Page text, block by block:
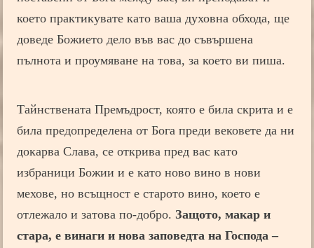
което практикувате като ваша духовна обхода, ще
доведе Божието дело във вас до съвършена
пълнота и проумяване на това, за което ви пиша.
Тайнствената Премъдрост, която е била скрита и е
била предопределена от Бога преди вековете да ни
докарва Слава, се открива пред вас като
избраници Божии и е като ново вино в нови
мехове, но всъщност е старото вино, което е
отлежало и затова по-добро.Защото, макар и
стара, е винаги и нова заповедта на Господа –